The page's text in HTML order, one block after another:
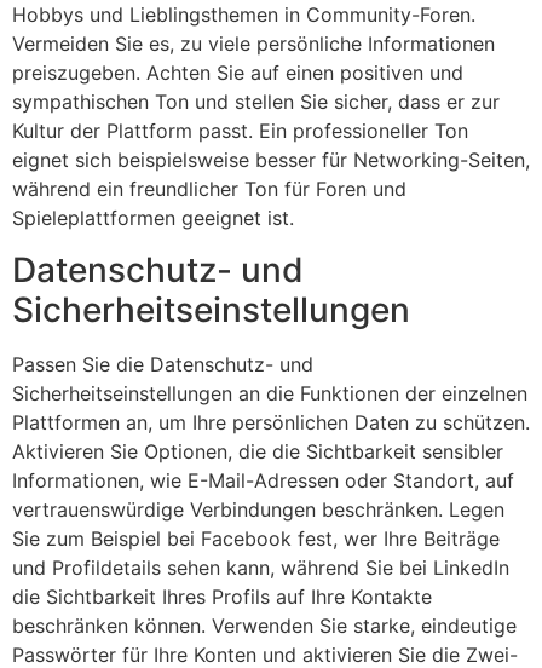
Hobbys und Lieblingsthemen in Community-Foren.
Vermeiden Sie es, zu viele persönliche Informationen
preiszugeben. Achten Sie auf einen positiven und
sympathischen Ton und stellen Sie sicher, dass er zur
Kultur der Plattform passt. Ein professioneller Ton
eignet sich beispielsweise besser für Networking-Seiten,
während ein freundlicher Ton für Foren und
Spieleplattformen geeignet ist.
Datenschutz- und
Sicherheitseinstellungen
Passen Sie die Datenschutz- und
Sicherheitseinstellungen an die Funktionen der einzelnen
Plattformen an, um Ihre persönlichen Daten zu schützen.
Aktivieren Sie Optionen, die die Sichtbarkeit sensibler
Informationen, wie E-Mail-Adressen oder Standort, auf
vertrauenswürdige Verbindungen beschränken. Legen
Sie zum Beispiel bei Facebook fest, wer Ihre Beiträge
und Profildetails sehen kann, während Sie bei LinkedIn
die Sichtbarkeit Ihres Profils auf Ihre Kontakte
beschränken können. Verwenden Sie starke, eindeutige
Passwörter für Ihre Konten und aktivieren Sie die Zwei-